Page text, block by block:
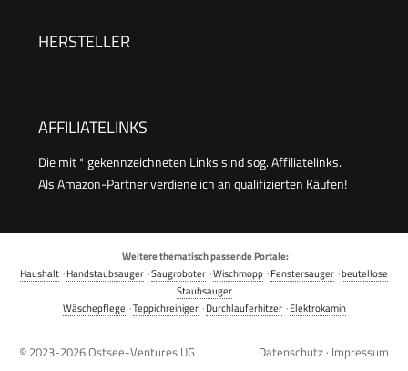
Powerdüse, Mikrofaser-Überzug und Rundbürste
HERSTELLER
AFFILIATELINKS
Die mit * gekennzeichneten Links sind sog. Affiliatelinks.
Als Amazon-Partner verdiene ich an qualifizierten Käufen!
Weitere thematisch passende Portale:
Haushalt ·Handstaubsauger ·Saugroboter ·Wischmopp ·Fenstersauger ·beutellose
Staubsauger
Wäschepflege ·Teppichreiniger·Durchlauferhitzer·Elektrokamin
© 2023-2026Ostsee-Ventures UG Datenschutz · Impressum